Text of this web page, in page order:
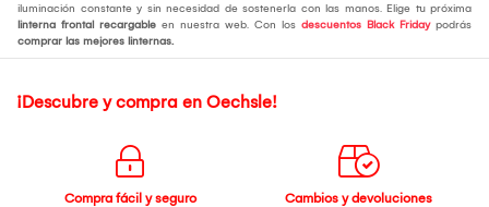
iluminación constante y sin necesidad de sostenerla con las manos. Elige tu próxima
linterna frontal recargable en nuestra web. Con los descuentos Black Fridaypodrás
comprar las mejores linternas.
¡Descubre y compra en Oechsle!
Compra fácil y seguro
Cambios y devoluciones